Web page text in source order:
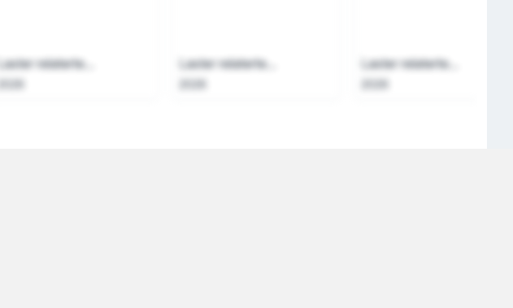
Laster relaterte... Laster relaterte... Laster relaterte...